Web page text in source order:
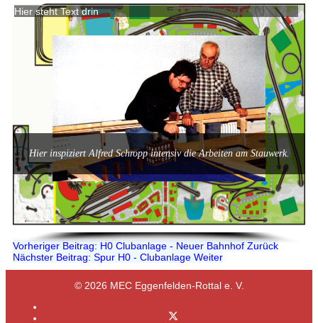
Hier steht Text drin
Hier inspiziert Alfred Schropp intensiv die Arbeiten am Stauwerk.
Vorheriger Beitrag: H0 Clubanlage - Neuer Bahnhof Zurück
Nächster Beitrag: Spur H0 - Clubanlage Weiter
© 2026 MEC Eggenfelden-Rottal e. V.